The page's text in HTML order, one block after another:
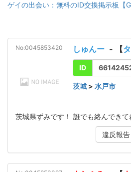
ゲイの出会い：無料のID交換掲示板【G
No:0045853420 しゅんー - 【
ID
茨城 > 水戸市
茨城県ずみです！ 誰でも絡んできて
違反報告